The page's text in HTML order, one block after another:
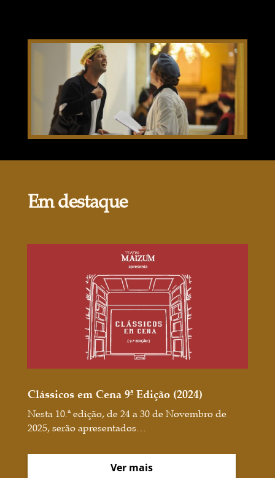
Em destaque
Clássicos em Cena 9ª Edição (2024)
Nesta 10.ª edição, de 24 a 30 de Novembro de
2025, serão apresentados…
Ver mais